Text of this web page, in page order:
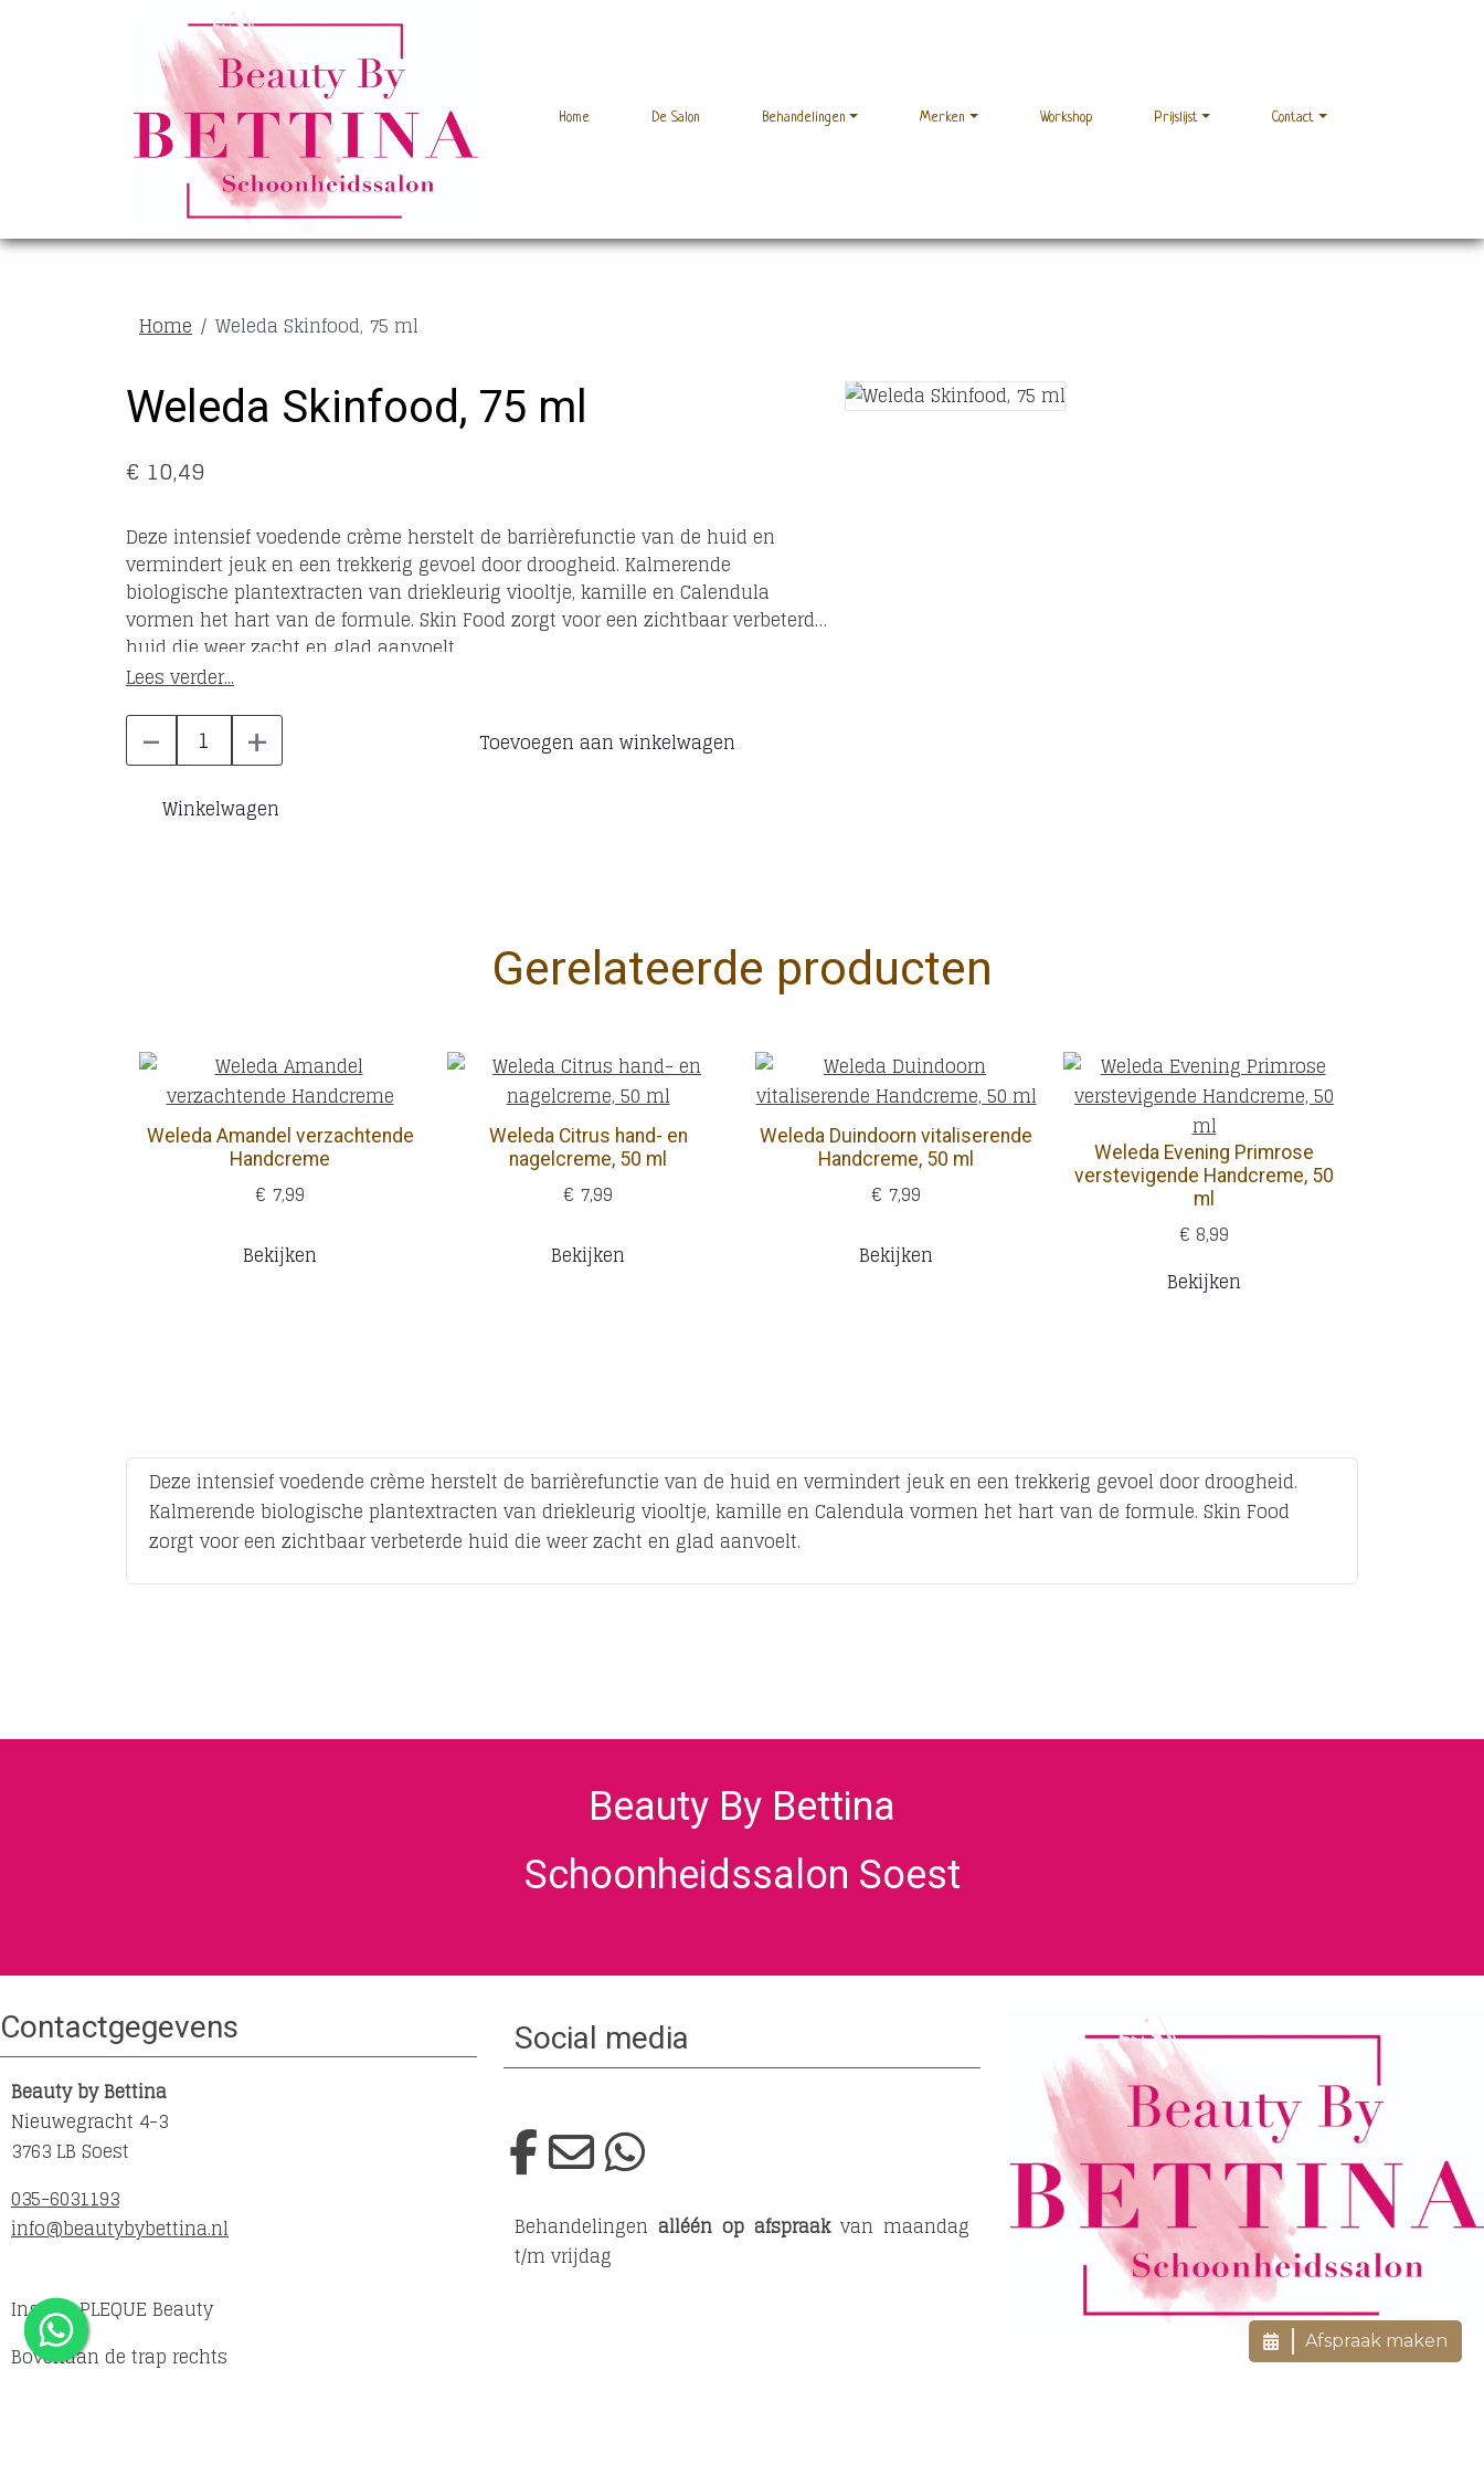
Home De Salon Behandelingen Merken Workshop Prijslijst Contact
Home Weleda Skinfood, 75 ml
Weleda Skinfood, 75 ml
€ 10,49
Deze intensief voedende crème herstelt de barrièrefunctie van de huid en
vermindert jeuk en een trekkerig gevoel door droogheid. Kalmerende
biologische plantextracten van driekleurig viooltje, kamille en Calendula
vormen het hart van de formule. Skin Food zorgt voor een zichtbaar verbeterde
huid die weer zacht en glad aanvoelt.
Lees verder...
- + Toevoegen aan winkelwagen
Winkelwagen
Gerelateerde producten
Weleda Amandel verzachtende
Handcreme
€ 7,99
Bekijken
Weleda Citrus hand- en
nagelcreme, 50 ml
€ 7,99
Bekijken
Weleda Duindoorn vitaliserende
Handcreme, 50 ml
€ 7,99
Bekijken
Weleda Evening Primrose
verstevigende Handcreme, 50
ml
€ 8,99
Bekijken
Deze intensief voedende crème herstelt de barrièrefunctie van de huid en vermindert jeuk en een trekkerig gevoel door droogheid.
Kalmerende biologische plantextracten van driekleurig viooltje, kamille en Calendula vormen het hart van de formule. Skin Food
zorgt voor een zichtbaar verbeterde huid die weer zacht en glad aanvoelt.
Beauty By Bettina
Schoonheidssalon Soest
Contactgegevens
Beauty by Bettina
Nieuwegracht 4-3
3763 LB Soest
035-6031193
info@beautybybettina.nl
Ingang PLEQUE Beauty
Bovenaan de trap rechts
Social media
Behandelingen alléén op afspraakvan maandag
t/m vrijdag
Afspraak maken